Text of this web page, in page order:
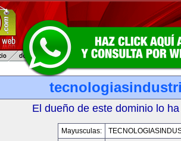
El dueño de este dominio lo
Mayusculas: